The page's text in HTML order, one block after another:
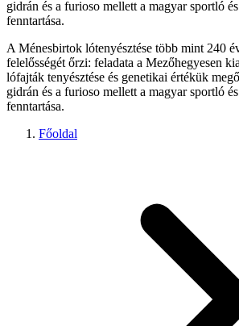
gidrán és a furioso mellett a magyar sportló
fenntartása.
A Ménesbirtok lótenyésztése több mint 240
felelősségét őrzi: feladata a Mezőhegyesen
lófajták tenyésztése és genetikai értékük
gidrán és a furioso mellett a magyar sportló
fenntartása.
Főoldal